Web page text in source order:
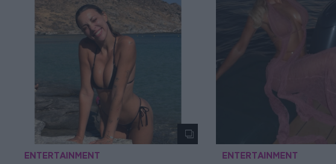
ENTERTAINMENT ENTERTAINMENT